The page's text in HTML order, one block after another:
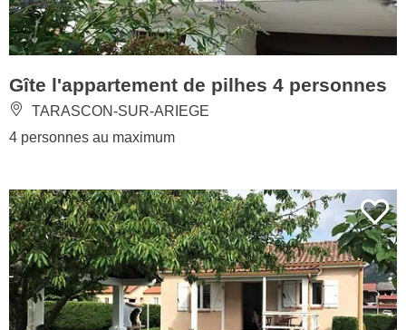
Gîte l'appartement de pilhes 4 personnes
TARASCON-SUR-ARIEGE
4 personnes au maximum